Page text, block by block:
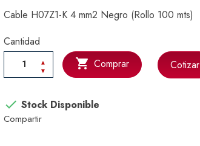
Cable H07Z1-K 4 mm2 Negro (Rollo 100 mts)
Cantidad
 Comprar
 Stock Disponible
Cotizar
Compartir